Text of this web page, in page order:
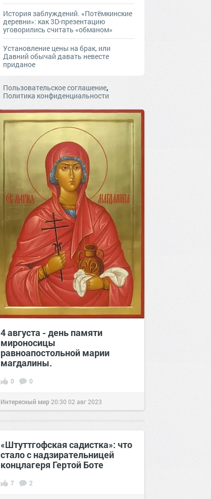
История заблуждений. «Потёмкинские
деревни»: как 3D-презентацию
уговорились считать «обманом»
Установление цены на брак, или
Давний обычай давать невесте
приданое
Пользовательское соглашение,
Политика конфиденциальности
4 августа - день памяти
мироносицы
равноапостольной марии
магдалины.
0 0
Интересный мир 20:30 02 авг 2023
«Штуттгофская садистка»: что
стало с надзирательницей
концлагеря Гертой Боте
7 2